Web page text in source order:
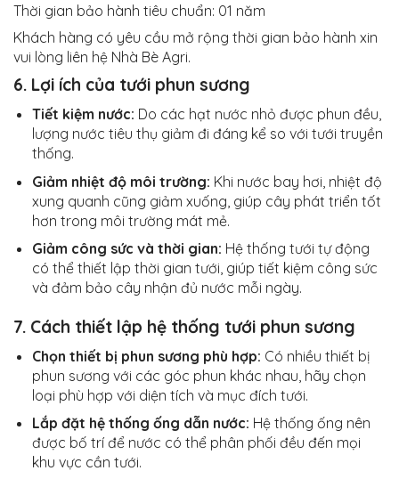
Thời gian bảo hành tiêu chuẩn: 01 năm
Khách hàng có yêu cầu mở rộng thời gian bảo hành xin
vui lòng liên hệ Nhà Bè Agri.
6. Lợi ích của tưới phun sương
Tiết kiệm nước: Do các hạt nước nhỏ được phun đều,
lượng nước tiêu thụ giảm đi đáng kể so với tưới truyền
thống.
Giảm nhiệt độ môi trường: Khi nước bay hơi, nhiệt độ
xung quanh cũng giảm xuống, giúp cây phát triển tốt
hơn trong môi trường mát mẻ.
Giảm công sức và thời gian: Hệ thống tưới tự động
có thể thiết lập thời gian tưới, giúp tiết kiệm công sức
và đảm bảo cây nhận đủ nước mỗi ngày.
7. Cách thiết lập hệ thống tưới phun sương
Chọn thiết bị phun sương phù hợp: Có nhiều thiết bị
phun sương với các góc phun khác nhau, hãy chọn
loại phù hợp với diện tích và mục đích tưới.
Lắp đặt hệ thống ống dẫn nước: Hệ thống ống nên
được bố trí để nước có thể phân phối đều đến mọi
khu vực cần tưới.